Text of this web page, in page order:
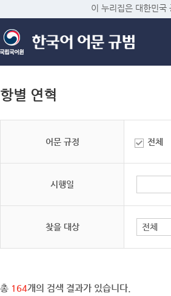
이 누리집은 대한민국
항별 연혁
어문 규정 전체
시행일
찾을 대상
총 164개의 검색 결과가 있습니다.